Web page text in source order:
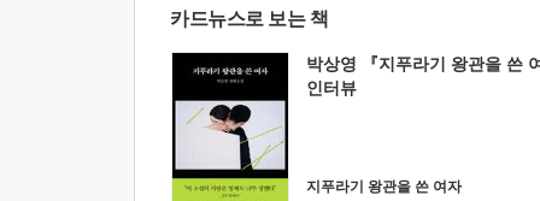
카드뉴스로 보는 책
박상영 『지푸라기 왕관을 쓴
인터뷰
지푸라기 왕관을 쓴 여자